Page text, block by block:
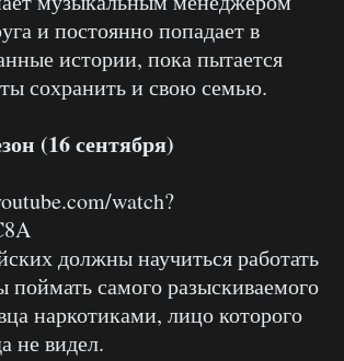
и постоянно попадает в
истории, пока пытается
сохранить и свою семью.
(16 сентября)
watch?
должны научиться работать
поймать самого разыскиваемого
наркотиками, лицо которого
не видел.